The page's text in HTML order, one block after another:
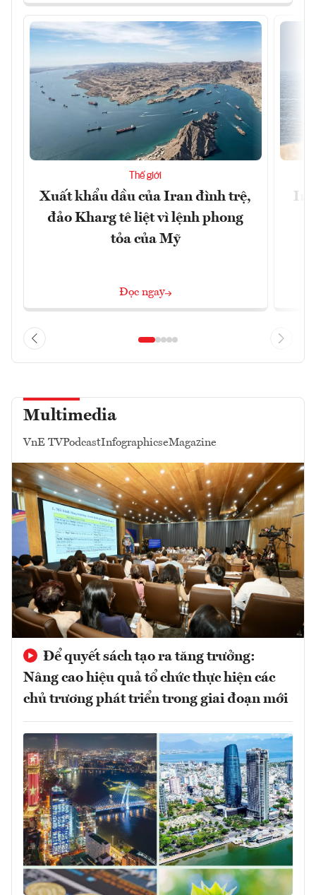
Thế giới
Xuất khẩu dầu của Iran đình trệ,
đảo Kharg tê liệt vì lệnh phong
tỏa của Mỹ
Đọc ngay
Multimedia
VnE TVPodcastInfographicseMagazine
Để quyết sách tạo ra tăng trưởng:
Nâng cao hiệu quả tổ chức thực hiện các
chủ trương phát triển trong giai đoạn mới